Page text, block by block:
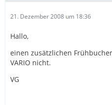
21. Dezember 2008 um 18:36
Hallo,
einen zusätzlichen
VARIO nicht.
VG